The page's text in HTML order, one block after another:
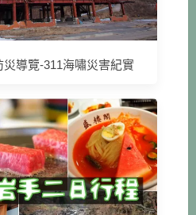
導覽-311海嘯災害紀實